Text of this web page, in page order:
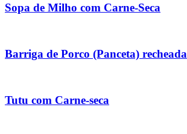
Sopa de Milho com Carne-Seca
Barriga de Porco (Panceta) recheada
Tutu com Carne-seca